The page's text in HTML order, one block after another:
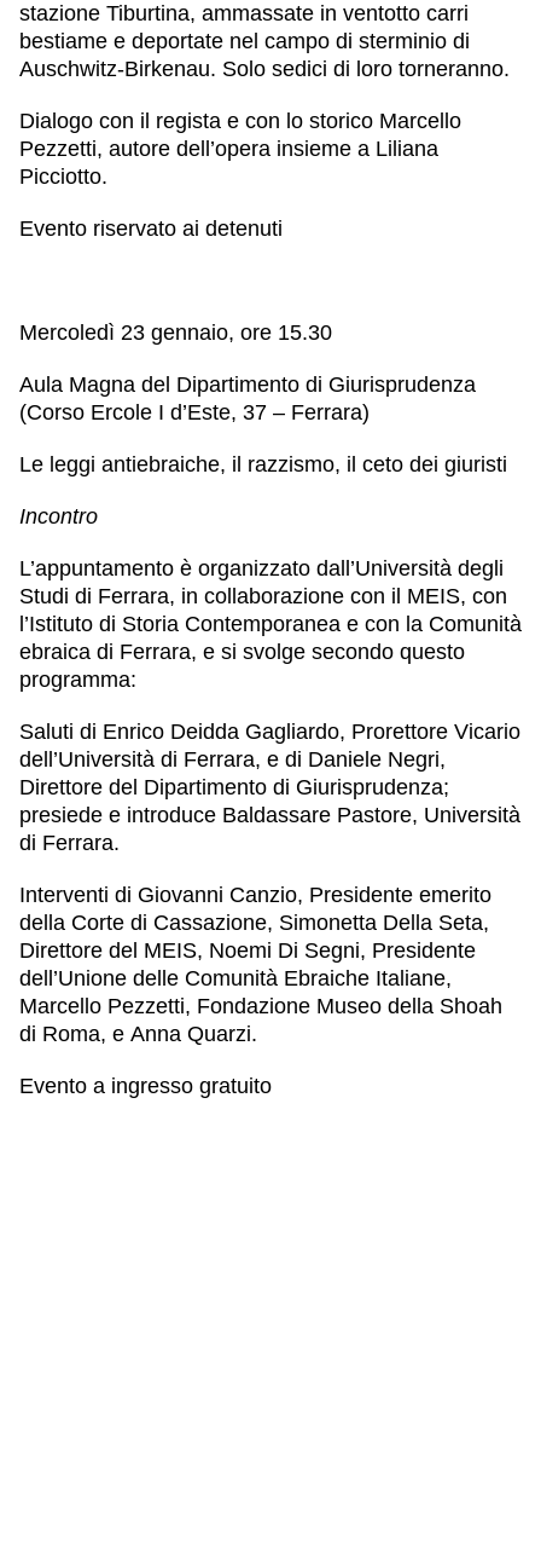
stazione Tiburtina, ammassate in ventotto carri
bestiame e deportate nel campo di sterminio di
Auschwitz-Birkenau. Solo sedici di loro torneranno.
Dialogo con il regista e con lo storico Marcello
Pezzetti, autore dell’opera insieme a Liliana
Picciotto.
Evento riservato ai detenuti
Mercoledì 23 gennaio, ore 15.30
Aula Magna del Dipartimento di Giurisprudenza
(Corso Ercole I d’Este, 37 – Ferrara)
Le leggi antiebraiche, il razzismo, il ceto dei giuristi
Incontro
L’appuntamento è organizzato dall’Università degli
Studi di Ferrara, in collaborazione con il MEIS, con
l’Istituto di Storia Contemporanea e con la Comunità
ebraica di Ferrara, e si svolge secondo questo
programma:
Saluti di Enrico Deidda Gagliardo, Prorettore Vicario
dell’Università di Ferrara, e di Daniele Negri,
Direttore del Dipartimento di Giurisprudenza;
presiede e introduce Baldassare Pastore, Università
di Ferrara.
Interventi di Giovanni Canzio, Presidente emerito
della Corte di Cassazione, Simonetta Della Seta,
Direttore del MEIS, Noemi Di Segni, Presidente
dell’Unione delle Comunità Ebraiche Italiane,
Marcello Pezzetti, Fondazione Museo della Shoah
di Roma, e Anna Quarzi.
Evento a ingresso gratuito